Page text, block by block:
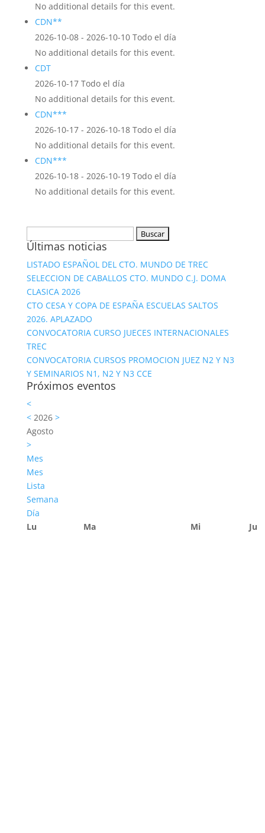
No additional details for this event.
CDN**
2026-10-08 - 2026-10-10 Todo el día
No additional details for this event.
CDT
2026-10-17 Todo el día
No additional details for this event.
CDN***
2026-10-17 - 2026-10-18 Todo el día
No additional details for this event.
CDN***
2026-10-18 - 2026-10-19 Todo el día
No additional details for this event.
Últimas noticias
LISTADO ESPAÑOL DEL CTO. MUNDO DE TREC
SELECCION DE CABALLOS CTO. MUNDO C.J. DOMA
CLASICA 2026
CTO CESA Y COPA DE ESPAÑA ESCUELAS SALTOS
2026. APLAZADO
CONVOCATORIA CURSO JUECES INTERNACIONALES
TREC
CONVOCATORIA CURSOS PROMOCION JUEZ N2 Y N3
Y SEMINARIOS N1, N2 Y N3 CCE
Próximos eventos
<
<2026 >
Agosto
>
Mes
Mes
Lista
Semana
Día
Lu
Ma Mi Ju